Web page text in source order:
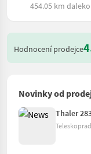
454.05 km daleko
Hodnocení prodejce
Novinky od
Thaler